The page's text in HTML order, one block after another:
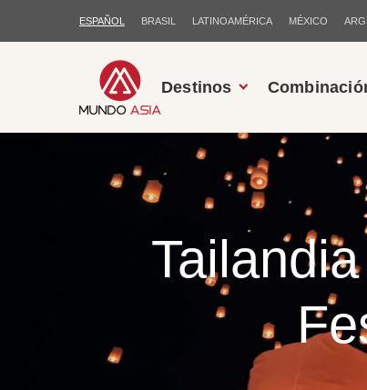
ESPAÑOL BRASIL LATINOAMÉRICA MÉXICO
Destinos